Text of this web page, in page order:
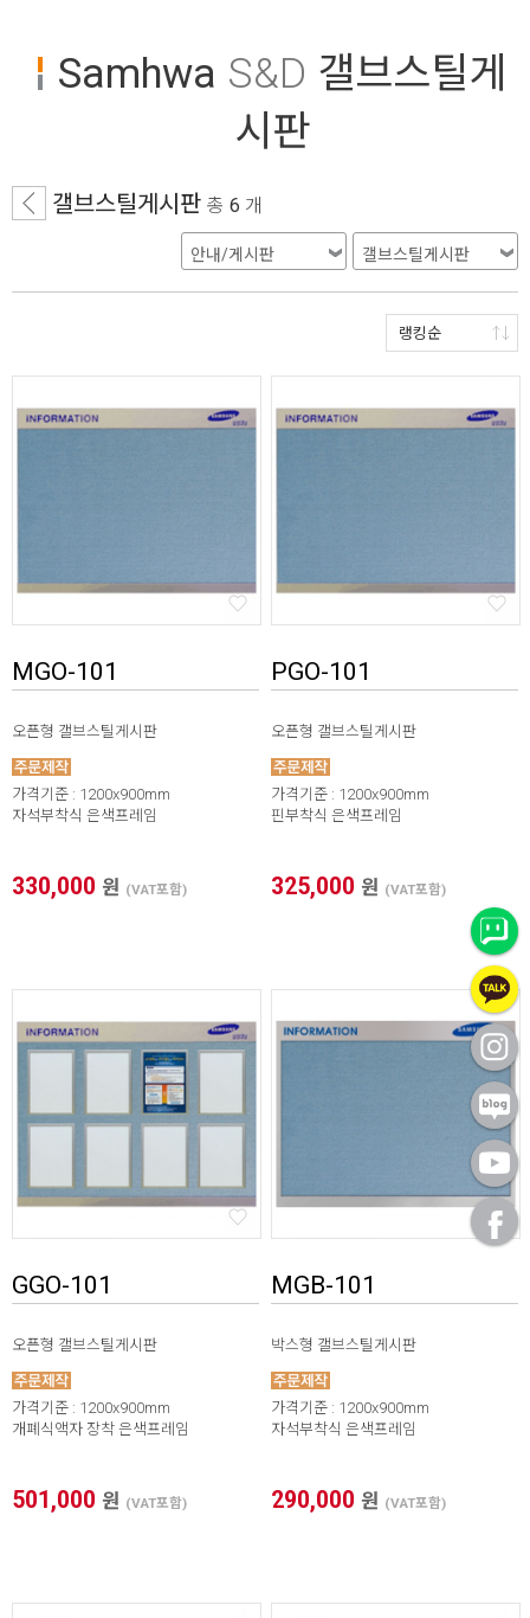
Samhwa S&D 갤브스틸게
시판
갤브스틸게시판 총 6 개
랭킹순
MGO-101
오픈형 갤브스틸게시판
가격기준 : 1200x900mm
자석부착식 은색프레임
330,000 원 (VAT포함)
PGO-101
오픈형 갤브스틸게시판
가격기준 : 1200x900mm
핀부착식 은색프레임
325,000 원 (VAT포함)
GGO-101
오픈형 갤브스틸게시판
가격기준 : 1200x900mm
개폐식액자 장착 은색프레임
501,000 원 (VAT포함)
MGB-101
박스형 갤브스틸게시판
가격기준 : 1200x900mm
자석부착식 은색프레임
290,000 원 (VAT포함)